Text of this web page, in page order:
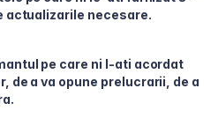
actualizarile necesare.
pe care ni l-ati acordat
de a va opune prelucrarii, de a